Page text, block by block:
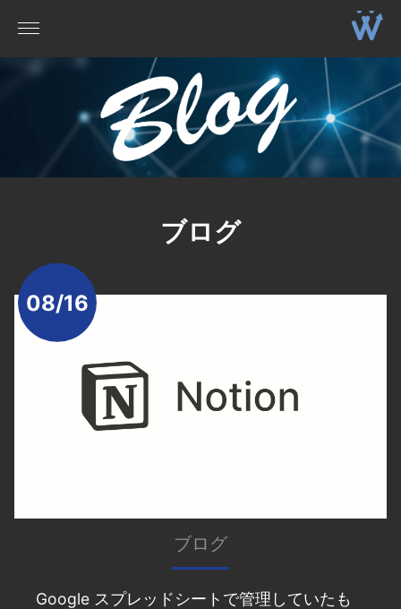
ブログ
08/16
ブログ
Google スプレッドシートで管理していたも